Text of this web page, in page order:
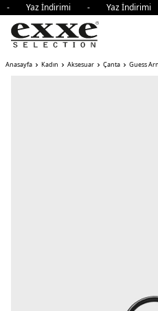
- Yaz İndirimi - Yaz
Anasayfa Kadın Aksesuar Çanta Guess